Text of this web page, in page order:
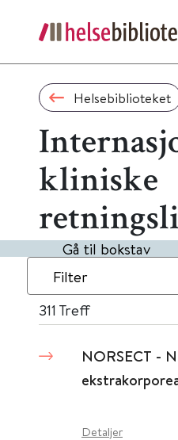
Helsebiblioteket
kliniske
Gå til bokstav
Filter
311 Treff
NORSECT -
Detaljer